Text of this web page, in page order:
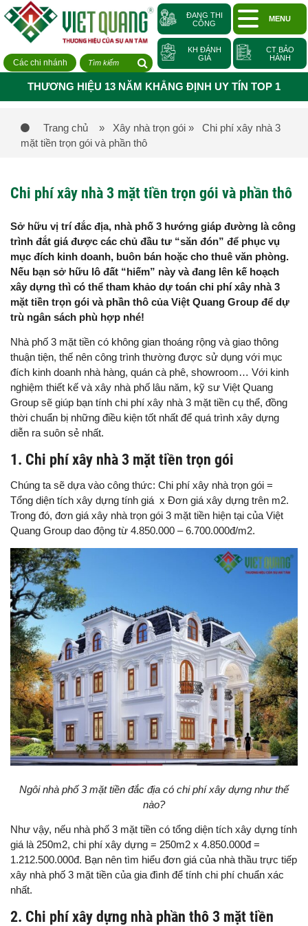
Các chi nhánh
ĐANG THI
CÔNG
MENU
KH ĐÁNH
GIÁ
CT BẢO
HÀNH
THƯƠNG HIỆU 13 NĂM KHẲNG ĐỊNH UY TÍN TOP 1
Trang chủ » Xây nhà trọn gói » Chi phí xây nhà 3
mặt tiền trọn gói và phần thô
Chi phí xây nhà 3 mặt tiền trọn gói và phần thô
Sở hữu vị trí đắc địa, nhà phố 3 hướng giáp đường là công
trình đắt giá được các chủ đầu tư “săn đón” để phục vụ
mục đích kinh doanh, buôn bán hoặc cho thuê văn phòng.
Nếu bạn sở hữu lô đất “hiếm” này và đang lên kế hoạch
xây dựng thì có thể tham khảo dự toán chi phí xây nhà 3
mặt tiền trọn gói và phần thô của Việt Quang Group để dự
trù ngân sách phù hợp nhé!
Nhà phố 3 mặt tiền có không gian thoáng rộng và giao thông
thuận tiện, thế nên công trình thường được sử dụng với mục
đích kinh doanh nhà hàng, quán cà phê, showroom… Với kinh
nghiệm thiết kế và xây nhà phố lâu năm, kỹ sư Việt Quang
Group sẽ giúp bạn tính chi phí xây nhà 3 mặt tiền cụ thể, đồng
thời chuẩn bị những điều kiện tốt nhất để quá trình xây dựng
diễn ra suôn sẻ nhất.
1. Chi phí xây nhà 3 mặt tiền trọn gói
Chúng ta sẽ dựa vào công thức: Chi phí xây nhà trọn gói =
Tổng diện tích xây dựng tính giá x Đơn giá xây dựng trên m2.
Trong đó, đơn giá xây nhà trọn gói 3 mặt tiền hiện tại của Việt
Quang Group dao động từ 4.850.000 – 6.700.000đ/m2.
Ngôi nhà phố 3 mặt tiền đắc địa có chi phí xây dựng như thế
nào?
Như vậy, nếu nhà phố 3 mặt tiền có tổng diện tích xây dựng tính
giá là 250m2, chi phí xây dựng = 250m2 x 4.850.000đ =
1.212.500.000đ. Bạn nên tìm hiểu đơn giá của nhà thầu trực tiếp
xây nhà phố 3 mặt tiền của gia đình để tính chi phí chuẩn xác
nhất.
2. Chi phí xây dựng nhà phần thô 3 mặt tiền